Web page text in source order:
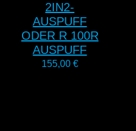
2IN2-
AUSPUFF
ODER R 100R
AUSPUFF
155,00 €